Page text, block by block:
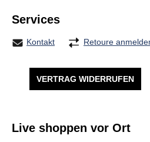
Services
Kontakt Retoure
VERTRAG WIDERRUFEN
Live shoppen vor Ort